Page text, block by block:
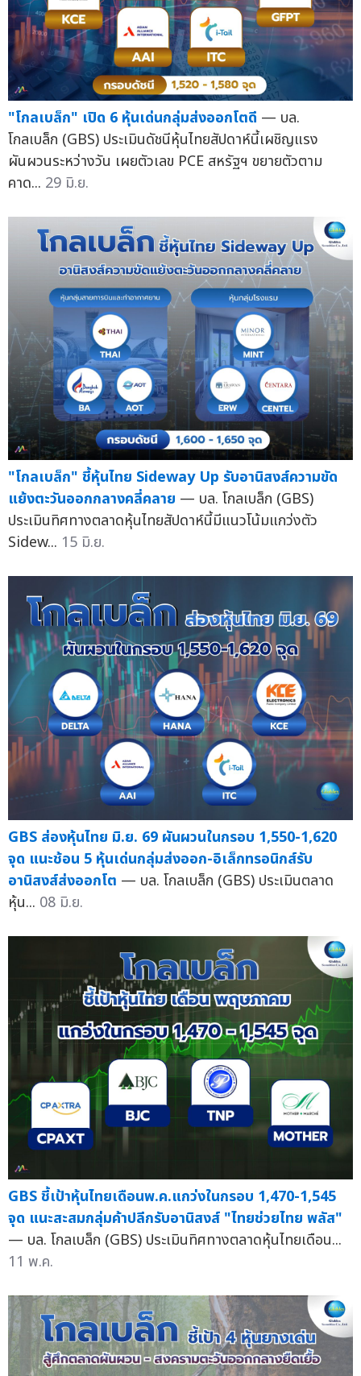
"โกลเบล็ก" เปิด 6 หุ้นเด่นกลุ่มส่งออกโตดี — บล.
โกลเบล็ก (GBS) ประเมินดัชนีหุ้นไทยสัปดาห์นี้เผชิญแรง
ผันผวนระหว่างวัน เผยตัวเลข PCE สหรัฐฯ ขยายตัวตาม
คาด... 29 มิ.ย.
"โกลเบล็ก" ชี้หุ้นไทย Sideway Up รับอานิสงส์ความขัด
แย้งตะวันออกกลางคลี่คลาย — บล. โกลเบล็ก (GBS)
ประเมินทิศทางตลาดหุ้นไทยสัปดาห์นี้มีแนวโน้มแกว่งตัว
Sidew... 15 มิ.ย.
GBS ส่องหุ้นไทย มิ.ย. 69 ผันผวนในกรอบ 1,550-1,620
จุด แนะช้อน 5 หุ้นเด่นกลุ่มส่งออก-อิเล็กทรอนิกส์รับ
อานิสงส์ส่งออกโต — บล. โกลเบล็ก (GBS) ประเมินตลาด
หุ้น... 08 มิ.ย.
GBS ชี้เป้าหุ้นไทยเดือนพ.ค.แกว่งในกรอบ 1,470-1,545
จุด แนะสะสมกลุ่มค้าปลีกรับอานิสงส์ "ไทยช่วยไทย พลัส"
— บล. โกลเบล็ก (GBS) ประเมินทิศทางตลาดหุ้นไทยเดือน...
11 พ.ค.